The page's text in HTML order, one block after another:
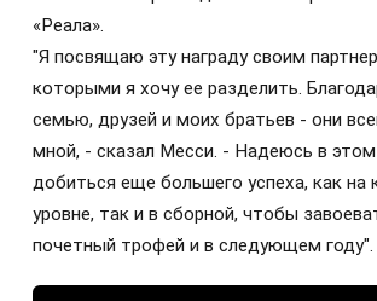
«Реала».
"Я посвящаю эту награду своим
которыми я хочу ее разделить.
семью, друзей и моих братьев - они
мной, - сказал Месси. - Надеюсь в этом
добиться еще большего успеха, как на
уровне, так и в сборной, чтобы
почетный трофей и в следующем году".